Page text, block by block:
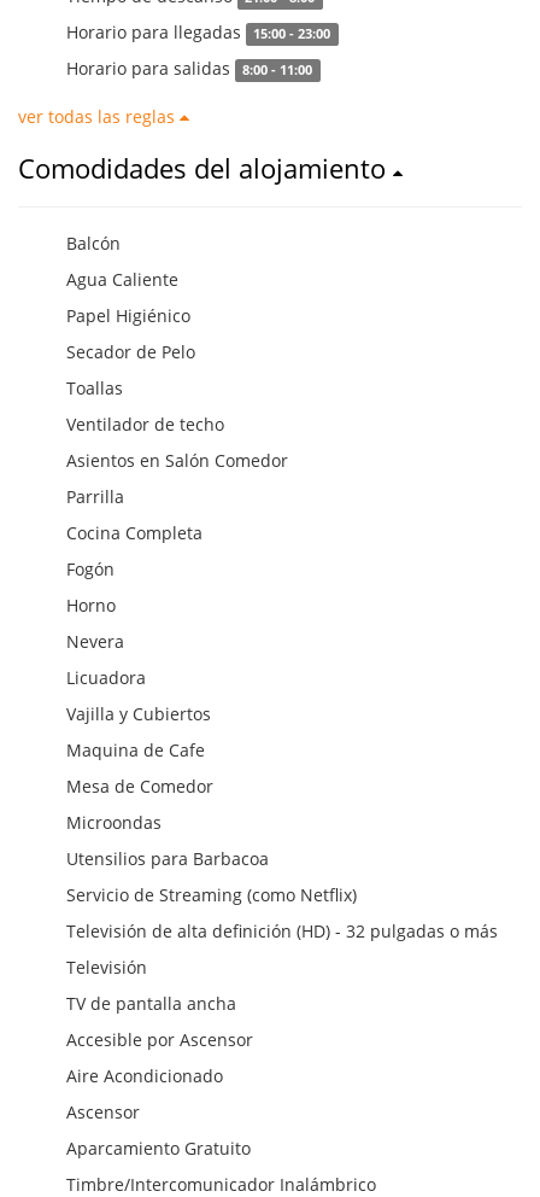
Horario para llegadas 15:00 - 23:00
Horario para salidas 8:00 - 11:00
ver todas las reglas
Comodidades del alojamiento
Balcón
Agua Caliente
Papel Higiénico
Secador de Pelo
Toallas
Ventilador de techo
Asientos en Salón Comedor
Parrilla
Cocina Completa
Fogón
Horno
Nevera
Licuadora
Vajilla y Cubiertos
Maquina de Cafe
Mesa de Comedor
Microondas
Utensilios para Barbacoa
Servicio de Streaming (como Netflix)
Televisión de alta definición (HD) - 32 pulgadas o más
Televisión
TV de pantalla ancha
Accesible por Ascensor
Aire Acondicionado
Ascensor
Aparcamiento Gratuito
Timbre/Intercomunicador Inalámbrico